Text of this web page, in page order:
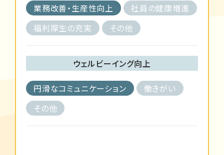
業務改善・生産性向上
社員の健康増進
福利厚生の充実
その他
ウェルビーイング向上
円滑なコミュニケーション
働きがい
その他